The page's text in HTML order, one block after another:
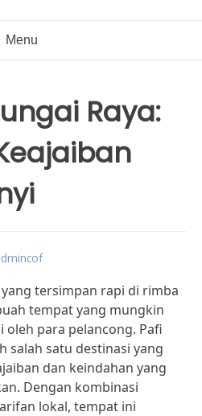
Menu
Raya:
tersimpan rapi di rimba
tempat yang mungkin
para pelancong. Pafi
salah satu destinasi yang
dan keindahan yang
Dengan kombinasi
lokal, tempat ini